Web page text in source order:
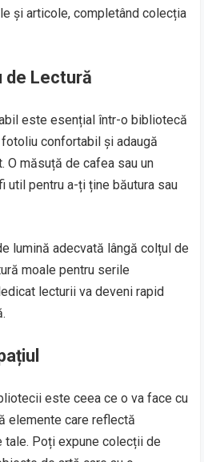
și articole, completând colecția
de Lectură
este esențial într-o bibliotecă
confortabil și adaugă
O măsuță de cafea sau un
util pentru a-ți ține băutura sau
lumină adecvată lângă colțul de
moale pentru serile
lecturii va deveni rapid
este ceea ce o va face cu
elemente care reflectă
Poți expune colecții de